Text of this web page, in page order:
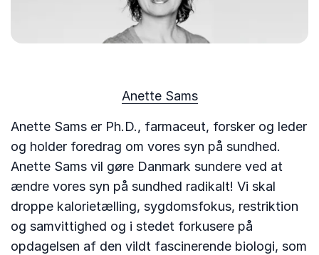
Anette Sams
Anette Sams er Ph.D., farmaceut, forsker og leder
og holder foredrag om vores syn på sundhed.
Anette Sams vil gøre Danmark sundere ved at
ændre vores syn på sundhed radikalt! Vi skal
droppe kalorietælling, sygdomsfokus, restriktion
og samvittighed og i stedet forkusere på
opdagelsen af den vildt fascinerende biologi, som